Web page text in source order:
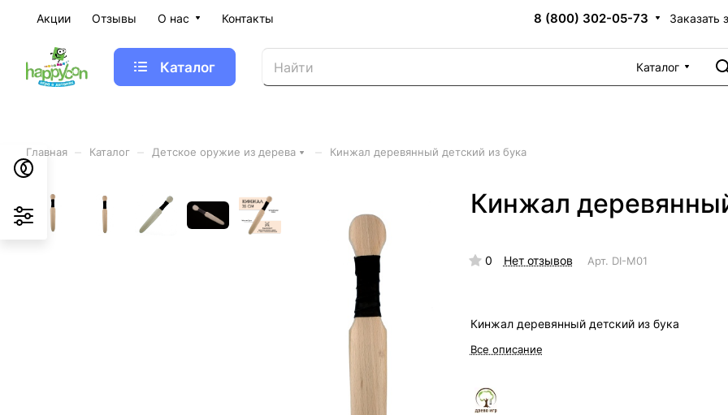
Акции Отзывы О нас Контакты 8 (800) 302-05-73 Заказать
Каталог
Каталог
Главная Каталог Детское оружие из дерева Кинжал деревянный детский из бука
Кинжал
0 Нет отзывов Арт. DI-M01
Кинжал деревянный детский из бука
Все описание